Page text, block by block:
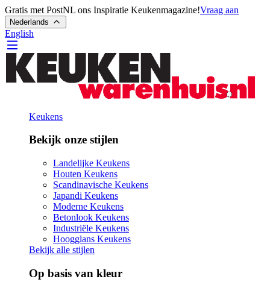
Gratis met PostNL ons Inspiratie Keukenmagazine!Vraag aan
Nederlands
English
Keukens
Bekijk onze stijlen
Landelijke Keukens
Houten Keukens
Scandinavische Keukens
Japandi Keukens
Moderne Keukens
Betonlook Keukens
Industriële Keukens
Hoogglans Keukens
Bekijk alle stijlen
Op basis van kleur